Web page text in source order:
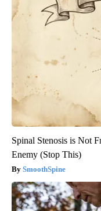
Spinal Stenosis is Not
Enemy (Stop This)
SmoothSpine